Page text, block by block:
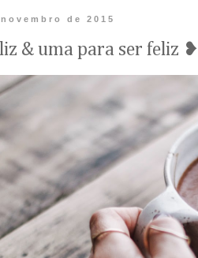
de 2015
& uma para ser feliz ❥